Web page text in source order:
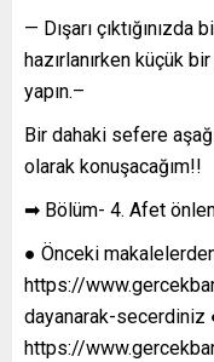
— Dışarı
hazırlanırken küçük
yapın.–
Bir dahaki sefere
olarak konuşacağım!!
➡ Bölüm- 4. Afet
● Önceki
https://
dayanarak-
https://